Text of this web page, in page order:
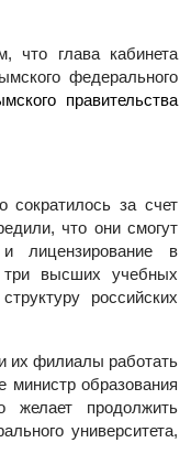
что глава кабинета
федерального
правительства
за счет
что они смогут
лицензирование в
три высших учебных
российских
их филиалы работать
министр образования
желает продолжить
университета,